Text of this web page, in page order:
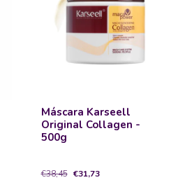
Máscara Karseell
Original Collagen -
500g
€38,45 €31,73